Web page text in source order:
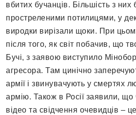
вбитих бучанців. Більшість з них
простреленими потилицями, у
виродки вирізали щоки. При
після того, як світ побачив, що
Бучі, з заявою виступило
агресора. Там цинічно
армії і звинувачують у смертях
армію. Також в Росії заявили, що
відео та свідчення очевидців –